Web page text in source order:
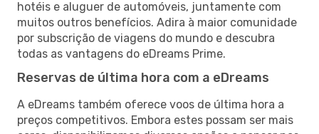
hotéis e aluguer de automóveis, juntamente com
muitos outros benefícios. Adira à maior comunidade
por subscrição de viagens do mundo e descubra
todas as vantagens do eDreams Prime.
Reservas de última hora com a eDreams
A eDreams também oferece voos de última hora a
preços competitivos. Embora estes possam ser mais